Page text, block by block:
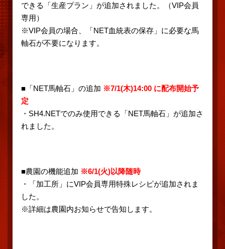
できる「生産プラン」が追加されました。（VIP会員
専用）
※VIP会員の場合、「NET血統表の保存」に必要な馬
軸石が不要になります。
■「NET馬軸石」の追加 ※7/1(木)14:00 に配布開始予
定
・SH4.NETでのみ使用できる「NET馬軸石」が追加さ
れました。
■農園の機能追加 ※6/1(火)以降随時
・「加工所」にVIP会員専用特殊レシピが追加されま
した。
※詳細は農園内お知らせで告知します。